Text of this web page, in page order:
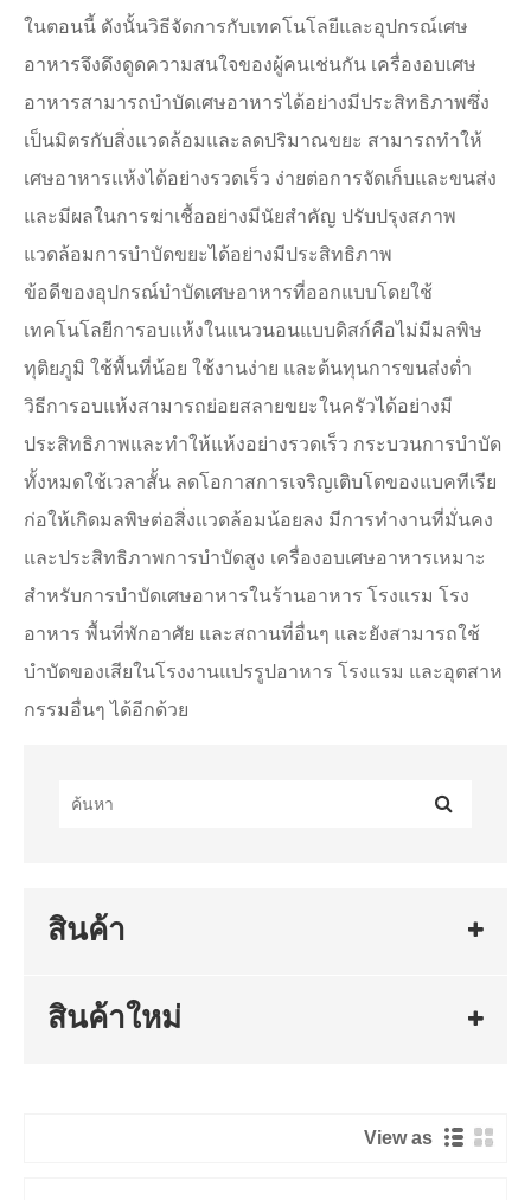
ในตอนนี้ ดังนั้นวิธีจัดการกับเทคโนโลยีและอุปกรณ์เศษ
อาหารจึงดึงดูดความสนใจของผู้คนเช่นกัน เครื่องอบเศษ
อาหารสามารถบำบัดเศษอาหารได้อย่างมีประสิทธิภาพซึ่ง
เป็นมิตรกับสิ่งแวดล้อมและลดปริมาณขยะ สามารถทำให้
เศษอาหารแห้งได้อย่างรวดเร็ว ง่ายต่อการจัดเก็บและขนส่ง
และมีผลในการฆ่าเชื้ออย่างมีนัยสำคัญ ปรับปรุงสภาพ
แวดล้อมการบำบัดขยะได้อย่างมีประสิทธิภาพ
ข้อดีของอุปกรณ์บำบัดเศษอาหารที่ออกแบบโดยใช้
เทคโนโลยีการอบแห้งในแนวนอนแบบดิสก์คือไม่มีมลพิษ
ทุติยภูมิ ใช้พื้นที่น้อย ใช้งานง่าย และต้นทุนการขนส่งต่ำ
วิธีการอบแห้งสามารถย่อยสลายขยะในครัวได้อย่างมี
ประสิทธิภาพและทำให้แห้งอย่างรวดเร็ว กระบวนการบำบัด
ทั้งหมดใช้เวลาสั้น ลดโอกาสการเจริญเติบโตของแบคทีเรีย
ก่อให้เกิดมลพิษต่อสิ่งแวดล้อมน้อยลง มีการทำงานที่มั่นคง
และประสิทธิภาพการบำบัดสูง เครื่องอบเศษอาหารเหมาะ
สำหรับการบำบัดเศษอาหารในร้านอาหาร โรงแรม โรง
อาหาร พื้นที่พักอาศัย และสถานที่อื่นๆ และยังสามารถใช้
บำบัดของเสียในโรงงานแปรรูปอาหาร โรงแรม และอุตสาห
กรรมอื่นๆ ได้อีกด้วย
สินค้า
สินค้าใหม่
View as